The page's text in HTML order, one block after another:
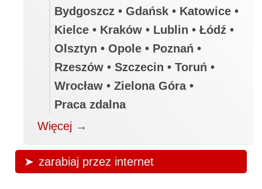
Bydgoszcz • Gdańsk • Katowice •
Kielce • Kraków • Lublin • Łódź •
Olsztyn • Opole • Poznań •
Rzeszów • Szczecin • Toruń •
Wrocław • Zielona Góra •
Praca zdalna
Więcej →
zarabiaj przez internet